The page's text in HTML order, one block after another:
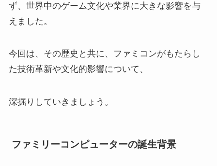
ず、世界中のゲーム文化や業界に大きな影響を与
えました。
今回は、その歴史と共に、ファミコンがもたらし
た技術革新や文化的影響について、
深掘りしていきましょう。
ファミリーコンピューターの誕生背景